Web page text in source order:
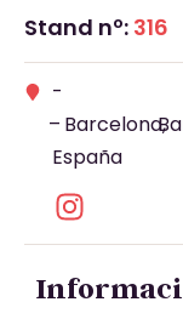
Stand nº: 316
-
– Barcelona,
España